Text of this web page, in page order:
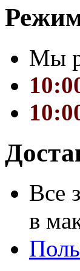
Мы
Все
в